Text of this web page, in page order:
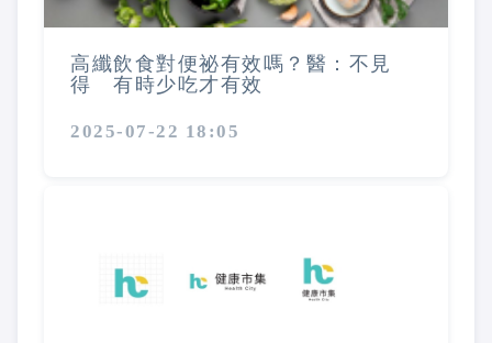
高纖飲食對便祕有效嗎？醫：不見
得 有時少吃才有效
2025-07-22 18:05